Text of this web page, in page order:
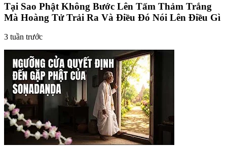
Tại Sao Phật Không Bước Lên Tấm Thảm Trắng
Mà Hoàng Tử Trải Ra Và Điều Đó Nói Lên Điều Gì
3 tuần trước